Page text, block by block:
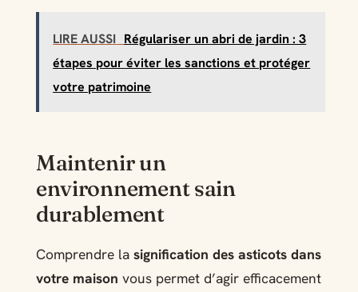
LIRE AUSSI Régulariser un abri de jardin : 3
étapes pour éviter les sanctions et protéger
votre patrimoine
Maintenir un
environnement sain
durablement
Comprendre la signification des asticots dans
votre maison vous permet d’agir efficacement